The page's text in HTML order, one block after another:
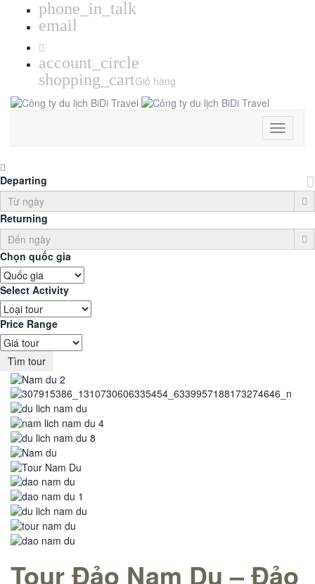
phone_in_talk
email
account_circle
shopping_cartGiỏ hàng
Toggle
Departing
Returning
Chọn quốc gia
Select Activity
Price Range
Tìm tour
Tour Đảo Nam Du – Đảo